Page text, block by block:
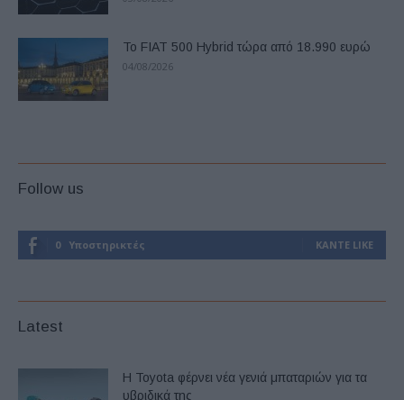
Το FIAT 500 Hybrid τώρα από 18.990 ευρώ
04/08/2026
Follow us
0 Υποστηρικτές ΚΆΝΤΕ LIKE
Latest
Η Toyota φέρνει νέα γενιά μπαταριών για τα
υβριδικά της